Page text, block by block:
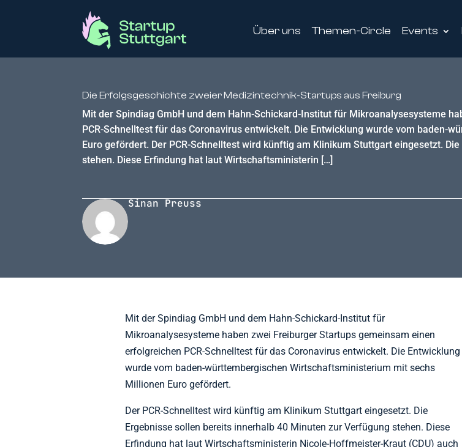
Über uns Themen-Circle Events
Die Erfolgsgeschichte zweier Medizintechnik-Startups aus Freiburg
Mit der Spindiag GmbH und dem Hahn-Schickard-Institut für Mikroanalysesysteme
PCR-Schnelltest für das Coronavirus entwickelt. Die Entwicklung wurde vom baden-
Euro gefördert. Der PCR-Schnelltest wird künftig am Klinikum Stuttgart eingesetzt.
stehen. Diese Erfindung hat laut Wirtschaftsministerin […]
Sinan Preuss
Mit der Spindiag GmbH und dem Hahn-Schickard-Institut für
Mikroanalysesysteme haben zwei Freiburger Startups gemeinsam einen
erfolgreichen PCR-Schnelltest für das Coronavirus entwickelt. Die Entwicklung
wurde vom baden-württembergischen Wirtschaftsministerium mit sechs
Millionen Euro gefördert.
Der PCR-Schnelltest wird künftig am Klinikum Stuttgart eingesetzt. Die
Ergebnisse sollen bereits innerhalb 40 Minuten zur Verfügung stehen. Diese
Erfindung hat laut Wirtschaftsministerin Nicole-Hoffmeister-Kraut (CDU) auch